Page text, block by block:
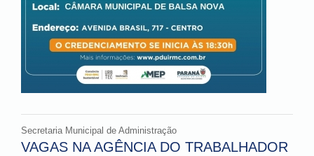
Secretaria Municipal de Administração
VAGAS NA AGÊNCIA DO TRABALHADOR